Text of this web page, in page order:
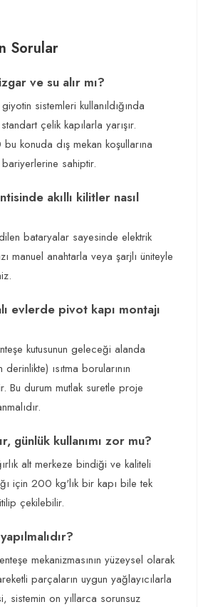
Sorular
ve su alır mı?
sistemleri kullanıldığında
çelik kapılarla yarışır.
konuda dış mekan koşullarına
sahiptir.
akıllı kilitler nasıl
bataryalar sayesinde elektrik
manuel anahtarla veya şarjlı üniteyle
evlerde pivot kapı montajı
kutusunun geleceği alanda
ısıtma borularının
Bu durum mutlak suretle proje
günlük kullanımı zor mu?
alt merkeze bindiği ve kaliteli
için 200 kg'lık bir kapı bile tek
çekilebilir.
mekanizmasının yüzeysel olarak
parçaların uygun yağlayıcılarla
sistemin on yıllarca sorunsuz